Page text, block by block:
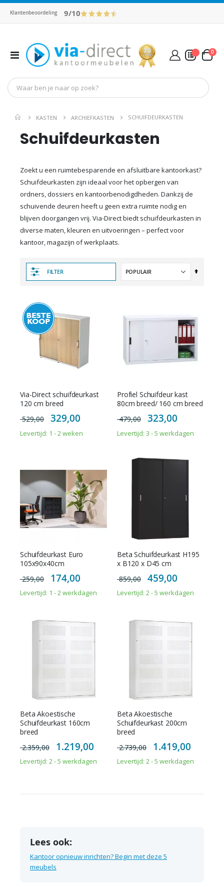
Klantenbeoordeling 9/10
Toggle
Nav
Cart
0
KASTEN ARCHIEFKASTEN SCHUIFDEURKASTEN
Schuifdeurkasten
Zoekt u een ruimtebesparende en afsluitbare kantoorkast?
Schuifdeurkasten zijn ideaal voor het opbergen van
ordners, dossiers en kantoorbenodigdheden. Dankzij de
schuivende deuren heeft u geen extra ruimte nodig en
blijven doorgangen vrij. Via-Direct biedt schuifdeurkasten in
diverse maten, kleuren en uitvoeringen – perfect voor
kantoor, magazijn of werkplaats.
FILTER
Van
Via-Direct schuifdeurkast
120 cm breed
529,00
Special
Price
329,00
Levertijd: 1 - 2 weken
Profiel Schuifdeur kast
80cm breed/ 160 cm breed
479,00
Special
Price
323,00
Levertijd: 3 - 5 werkdagen
Schuifdeurkast Euro
105x90x40cm
259,00
Special
Price
174,00
Levertijd: 1 - 2 werkdagen
Beta Schuifdeurkast H195
x B120 x D45 cm
859,00
Special
Price
459,00
Levertijd: 2 - 5 werkdagen
Beta Akoestische
Schuifdeurkast 160cm
breed
2.359,00
Special
Price
1.219,00
Levertijd: 2 - 5 werkdagen
Beta Akoestische
Schuifdeurkast 200cm
breed
2.739,00
Special
Price
1.419,00
Levertijd: 2 - 5 werkdagen
Lees ook:
Kantoor opnieuw inrichten? Begin met deze 5
meubels